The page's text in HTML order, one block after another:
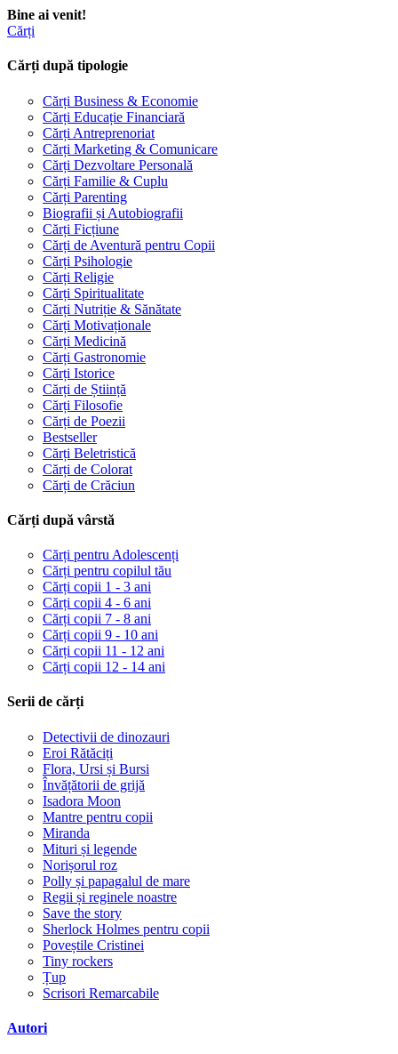
Bine ai venit!
Cărți
Cărți după tipologie
Cărți Business & Economie
Cărți Educație Financiară
Cărți Antreprenoriat
Cărți Marketing & Comunicare
Cărți Dezvoltare Personală
Cărți Familie & Cuplu
Cărți Parenting
Biografii și Autobiografii
Cărți Ficțiune
Cărți de Aventură pentru Copii
Cărți Psihologie
Cărți Religie
Cărți Spiritualitate
Cărți Nutriție & Sănătate
Cărți Motivaționale
Cărți Medicină
Cărți Gastronomie
Cărți Istorice
Cărți de Știință
Cărți Filosofie
Cărți de Poezii
Bestseller
Cărți Beletristică
Cărți de Colorat
Cărți de Crăciun
Cărți după vârstă
Cărți pentru Adolescenți
Cărți pentru copilul tău
Cărți copii 1 - 3 ani
Cărți copii 4 - 6 ani
Cărți copii 7 - 8 ani
Cărți copii 9 - 10 ani
Cărți copii 11 - 12 ani
Cărți copii 12 - 14 ani
Serii de cărți
Detectivii de dinozauri
Eroi Rătăciți
Flora, Ursi și Bursi
Învățătorii de grijă
Isadora Moon
Mantre pentru copii
Miranda
Mituri și legende
Norișorul roz
Polly și papagalul de mare
Regii și reginele noastre
Save the story
Sherlock Holmes pentru copii
Poveștile Cristinei
Tiny rockers
Țup
Scrisori Remarcabile
Autori